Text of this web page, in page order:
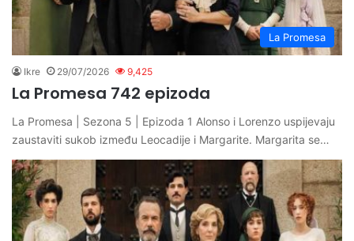
La Promesa
Ikre 29/07/2026 9,425
La Promesa 742 epizoda
La Promesa | Sezona 5 | Epizoda 1 Alonso i Lorenzo uspijevaju
zaustaviti sukob između Leocadije i Margarite. Margarita se…